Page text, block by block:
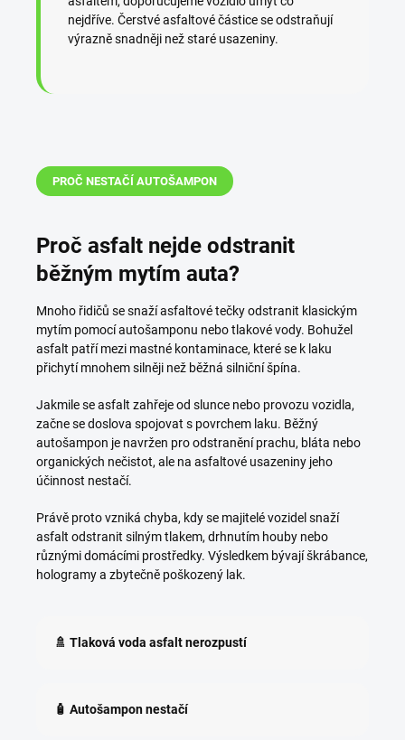
nejdříve. Čerstvé asfaltové částice se odstraňují
výrazně snadněji než staré usazeniny.
PROČ NESTAČÍ AUTOŠAMPON
Proč asfalt nejde odstranit
běžným mytím auta?
Mnoho řidičů se snaží asfaltové tečky odstranit klasickým
mytím pomocí autošamponu nebo tlakové vody. Bohužel
asfalt patří mezi mastné kontaminace, které se k laku
přichytí mnohem silněji než běžná silniční špína.
Jakmile se asfalt zahřeje od slunce nebo provozu vozidla,
začne se doslova spojovat s povrchem laku. Běžný
autošampon je navržen pro odstranění prachu, bláta nebo
organických nečistot, ale na asfaltové usazeniny jeho
účinnost nestačí.
Právě proto vzniká chyba, kdy se majitelé vozidel snaží
asfalt odstranit silným tlakem, drhnutím houby nebo
různými domácími prostředky. Výsledkem bývají škrábance,
hologramy a zbytečně poškozený lak.
🚿 Tlaková voda asfalt nerozpustí
🧴 Autošampon nestačí